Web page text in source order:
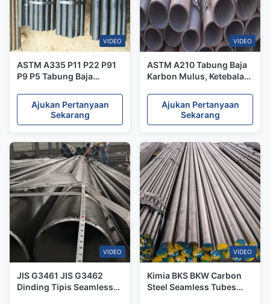
VIDEO
ASTM A335 P11 P22 P91
P9 P5 Tabung Baja
Dengan Permukaan
Pasifasi
Ajukan Pertanyaan
Sekarang
VIDEO
ASTM A210 Tabung Baja
Karbon Mulus, Ketebalan
0.8mm - 15mm
Ajukan Pertanyaan
Sekarang
VIDEO
JIS G3461 JIS G3462
Dinding Tipis Seamless
VIDEO
Kimia BKS BKW Carbon
Steel Seamless Tubes